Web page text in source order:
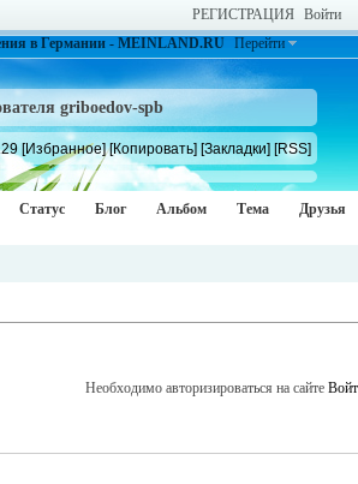
РЕГИСТРАЦИЯ Войти
в Германии - MEINLAND.RU Перейти
griboedov-spb
[Избранное] [Копировать] [Закладки] [RSS]
Статус Блог Альбом Тема Друзья
Необходимо авторизироваться на сайте